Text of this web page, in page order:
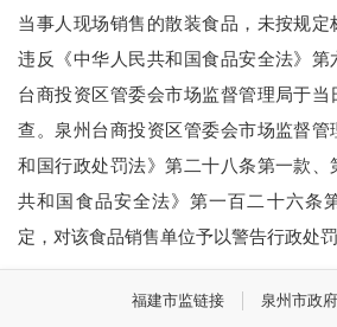
当事人现场销售的散装食品，未按规
违反《中华人民共和国食品安全法》第
台商投资区管委会市场监督管理局于
查。泉州台商投资区管委会市场监督
和国行政处罚法》第二十八条第一款、
共和国食品安全法》第一百二十六条
定，对该食品销售单位予以警告行政处罚
福建市监链接 泉州市政